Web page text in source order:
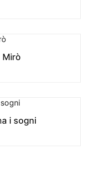
Mirò
i sogni